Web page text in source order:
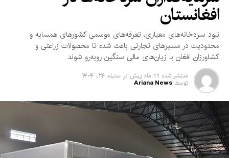
افغانستان
نبود سردخانه‌های معیاری، تعرفه‌های موسمی کشورهای همسایه و
محدودیت در مسیرهای تجارتی باعث شده تا محصولات زراعتی و
کشاورزان افغان با زیان‌های مالی سنگین روبه‌رو شوند.
منتشر شده 11 ماه پیش در سنبله ۲۴, ۱۴۰۴
توسط Ariana News